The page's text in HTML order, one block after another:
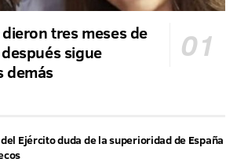
tres meses de
sigue
demás
Ejército duda de la superioridad de España